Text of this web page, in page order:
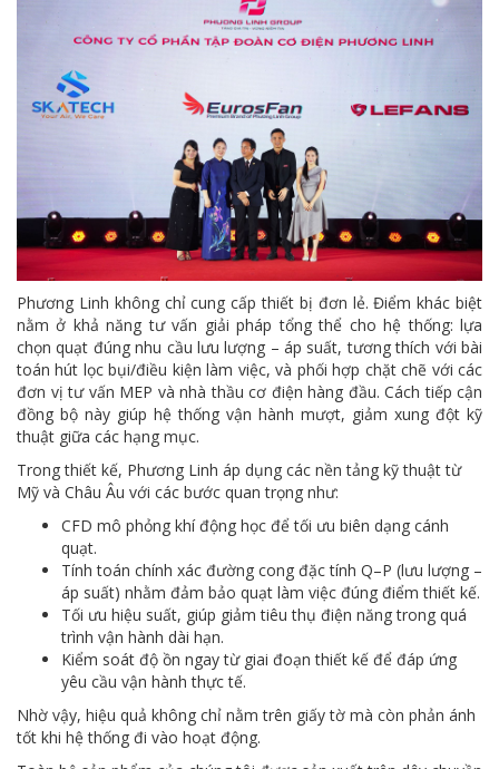
Phương Linh không chỉ cung cấp thiết bị đơn lẻ. Điểm khác biệt
nằm ở khả năng tư vấn giải pháp tổng thể cho hệ thống: lựa
chọn quạt đúng nhu cầu lưu lượng – áp suất, tương thích với bài
toán hút lọc bụi/điều kiện làm việc, và phối hợp chặt chẽ với các
đơn vị tư vấn MEP và nhà thầu cơ điện hàng đầu. Cách tiếp cận
đồng bộ này giúp hệ thống vận hành mượt, giảm xung đột kỹ
thuật giữa các hạng mục.
Trong thiết kế, Phương Linh áp dụng các nền tảng kỹ thuật từ
Mỹ và Châu Âu với các bước quan trọng như:
CFD mô phỏng khí động học để tối ưu biên dạng cánh
quạt.
Tính toán chính xác đường cong đặc tính Q–P (lưu lượng –
áp suất) nhằm đảm bảo quạt làm việc đúng điểm thiết kế.
Tối ưu hiệu suất, giúp giảm tiêu thụ điện năng trong quá
trình vận hành dài hạn.
Kiểm soát độ ồn ngay từ giai đoạn thiết kế để đáp ứng
yêu cầu vận hành thực tế.
Nhờ vậy, hiệu quả không chỉ nằm trên giấy tờ mà còn phản ánh
tốt khi hệ thống đi vào hoạt động.